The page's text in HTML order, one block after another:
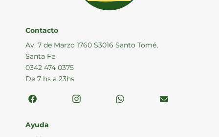
Contacto
Av. 7 de Marzo 1760 S3016 Santo Tomé,
Santa Fe
0342 474 0375
De 7 hs a 23hs
Ayuda